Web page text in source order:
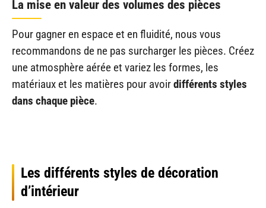
La mise en valeur des volumes des pièces
Pour gagner en espace et en fluidité, nous vous
recommandons de ne pas surcharger les pièces. Créez
une atmosphère aérée et variez les formes, les
matériaux et les matières pour avoirdifférents styles
dans chaque pièce.
Les différents styles de décoration
d’intérieur